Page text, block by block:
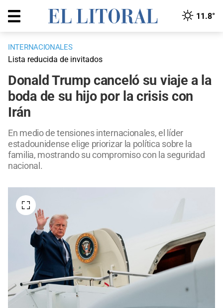
11.8°
INTERNACIONALES
Lista reducida de invitados
Donald Trump canceló su viaje a la
boda de su hijo por la crisis con
Irán
En medio de tensiones internacionales, el líder
estadounidense elige priorizar la política sobre la
familia, mostrando su compromiso con la seguridad
nacional.